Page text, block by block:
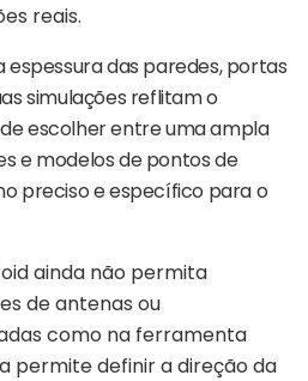
reais.
das paredes, portas
simulações reflitam o
escolher entre uma ampla
e modelos de pontos de
preciso e específico para o
ainda não permita
de antenas ou
como na ferramenta
permite definir a direção da